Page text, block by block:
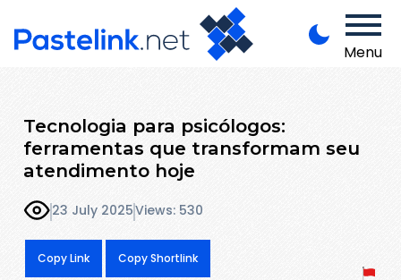
Menu
Tecnologia para psicólogos:
ferramentas que transformam seu
atendimento hoje
23 July 2025Views: 530
Copy Link Copy Shortlink